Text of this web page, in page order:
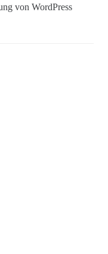
von WordPress